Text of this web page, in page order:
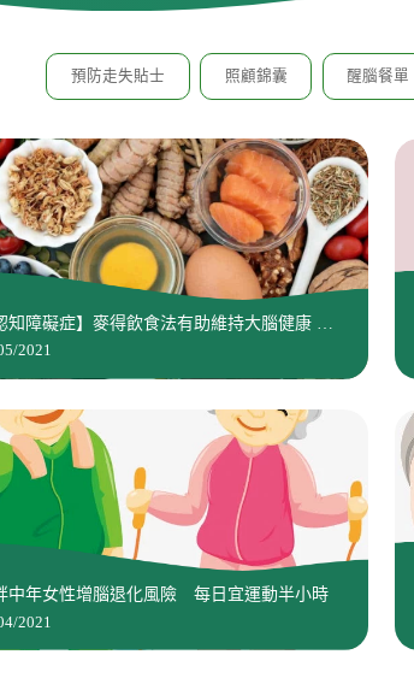
預防走失貼士 照顧錦囊 醒腦餐單
知障礙症】麥得飲食法有助維持大腦健康 美
指可延緩腦退化
2021
中年女性增腦退化風險 每日宜運動半小時
2021